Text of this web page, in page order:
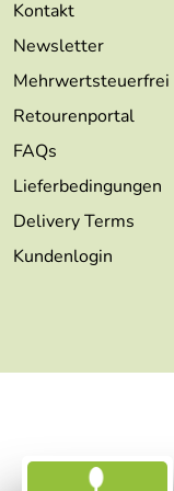
Kontakt
Newsletter
Mehrwertsteuerfrei
Retourenportal
FAQs
Lieferbedingungen
Delivery Terms
Kundenlogin